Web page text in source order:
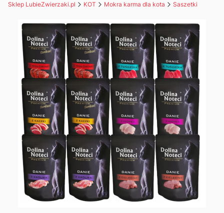
Sklep LubieZwierzaki.pl KOT Mokra karma dla kota Saszetki